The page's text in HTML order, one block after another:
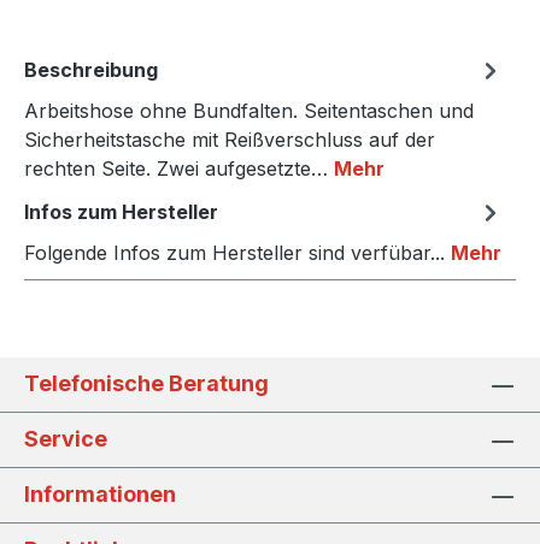
Beschreibung
Arbeitshose ohne Bundfalten. Seitentaschen und
Sicherheitstasche mit Reißverschluss auf der
rechten Seite. Zwei aufgesetzte… Mehr
Infos zum Hersteller
Folgende Infos zum Hersteller sind verfübar... Mehr
Telefonische Beratung
Service
Informationen